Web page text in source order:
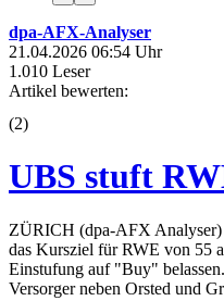
dpa-AFX-Analyser
21.04.2026 06:54 Uhr
1.010 Leser
Artikel bewerten:
(2)
UBS stuft
ZÜRICH (dpa-AFX
das Kursziel für RWE von 55
Einstufung auf "Buy"
Versorger neben Orsted und